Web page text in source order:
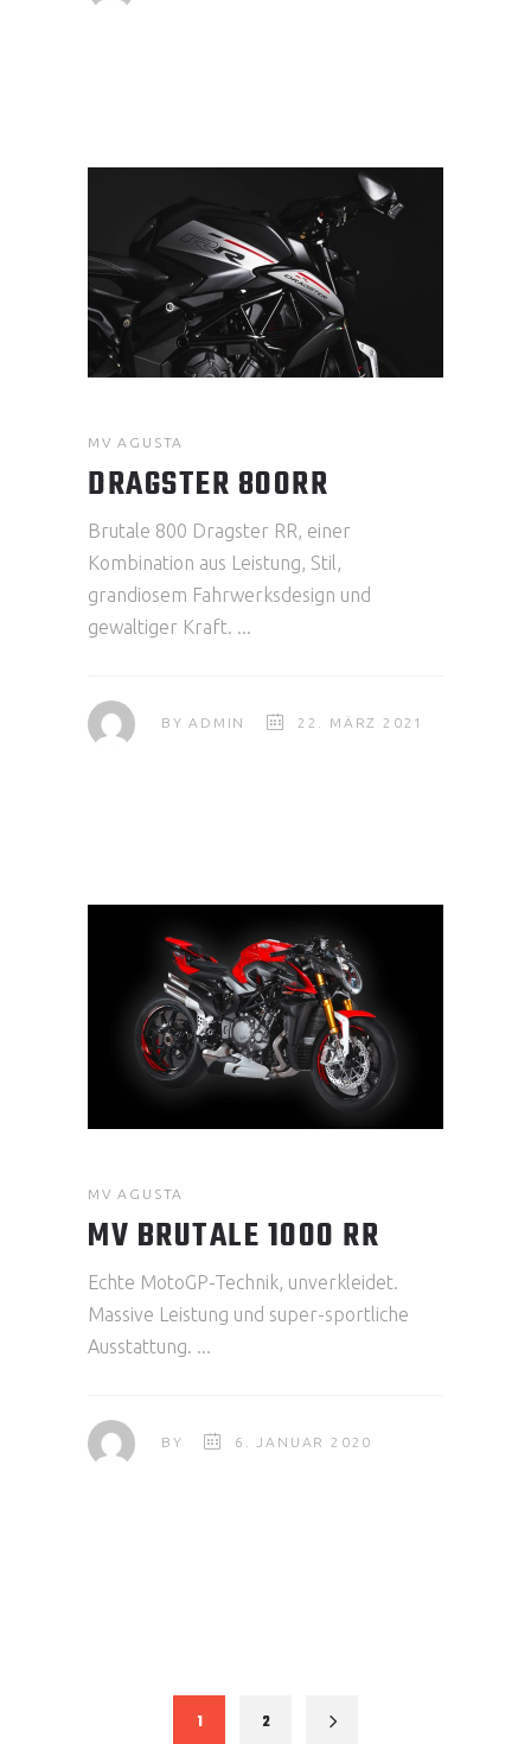
MV AGUSTA
DRAGSTER 800RR
Brutale 800 Dragster RR, einer
Kombination aus Leistung, Stil,
grandiosem Fahrwerksdesign und
gewaltiger Kraft.
BYADMIN 22. MÄRZ 2021
MV AGUSTA
MV BRUTALE 1000 RR
Echte MotoGP-Technik, unverkleidet.
Massive Leistung und super-sportliche
Ausstattung.
BY 6. JANUAR 2020
1 2